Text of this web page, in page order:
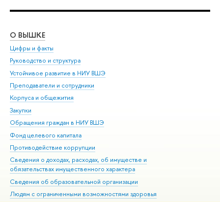
О ВЫШКЕ
Цифры и факты
Руководство и структура
Устойчивое развитие в НИУ ВШЭ
Преподаватели и сотрудники
Корпуса и общежития
Закупки
Обращения граждан в НИУ ВШЭ
Фонд целевого капитала
Противодействие коррупции
Сведения о доходах, расходах, об имуществе и
обязательствах имущественного характера
Сведения об образовательной организации
Людям с ограниченными возможностями здоровья